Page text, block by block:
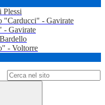
Plessi
"Carducci" - Gavirate
- Gavirate
- Voltorre